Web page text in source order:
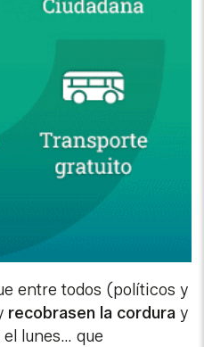
entre todos (políticos y
recobrasen la cordura y
lunes… que